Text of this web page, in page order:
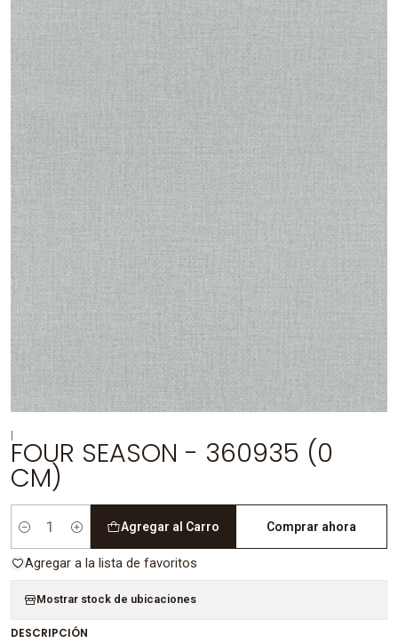
FOUR SEASON - 360935 (0
CM)
Cantidad
Agregar al Carro Comprar ahora
Agregar a la lista de favoritos
Mostrar stock de ubicaciones
DESCRIPCIÓN